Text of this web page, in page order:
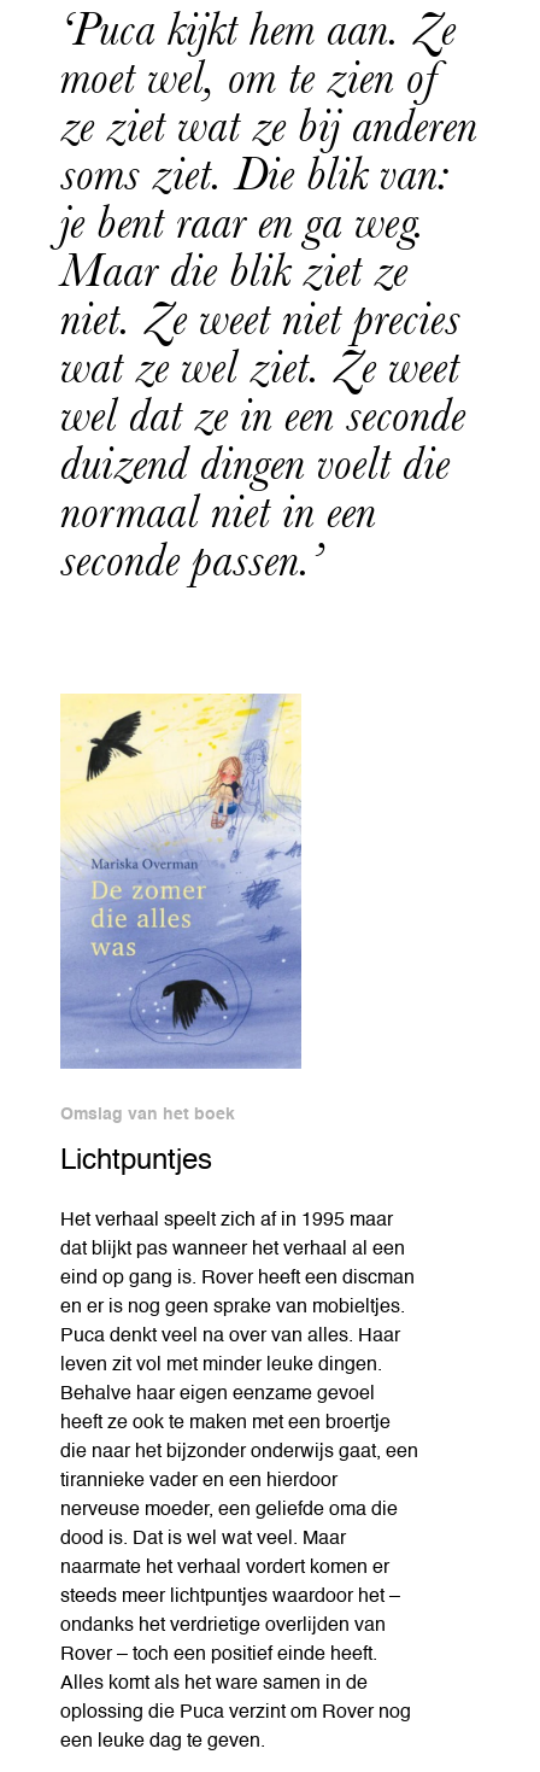
‘Puca kijkt hem aan. Ze
moet wel, om te zien of
ze ziet wat ze bij anderen
soms ziet. Die blik van:
je bent raar en ga weg.
Maar die blik ziet ze
niet. Ze weet niet precies
wat ze wel ziet. Ze weet
wel dat ze in een seconde
duizend dingen voelt die
normaal niet in een
seconde passen.’
Omslag van het boek
Lichtpuntjes
Het verhaal speelt zich af in 1995 maar
dat blijkt pas wanneer het verhaal al een
eind op gang is. Rover heeft een discman
en er is nog geen sprake van mobieltjes.
Puca denkt veel na over van alles. Haar
leven zit vol met minder leuke dingen.
Behalve haar eigen eenzame gevoel
heeft ze ook te maken met een broertje
die naar het bijzonder onderwijs gaat, een
tirannieke vader en een hierdoor
nerveuse moeder, een geliefde oma die
dood is. Dat is wel wat veel. Maar
naarmate het verhaal vordert komen er
steeds meer lichtpuntjes waardoor het –
ondanks het verdrietige overlijden van
Rover – toch een positief einde heeft.
Alles komt als het ware samen in de
oplossing die Puca verzint om Rover nog
een leuke dag te geven.